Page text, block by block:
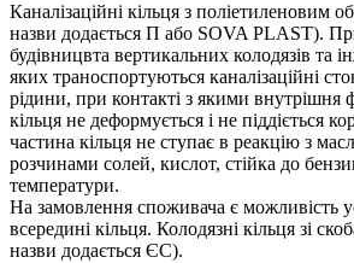
Каналізаційні кільця з поліетиленовим
назви додається П або SOVA PLAST).
будівницвта вертикальних колодязів та
яких траноспортуються каналізаційні
рідини, при контакті з якими внутрішня
кільця не деформується і не піддіється
частина кільця не ступає в реакцію з
розчинами солей, кислот, стійка до
температури.
На замовлення споживача є можливість
всередині кільця. Колодязні кільця зі
назви додається ЄС).